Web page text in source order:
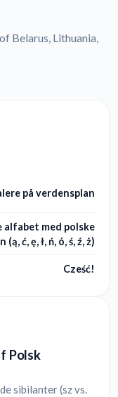
Belarus, Lithuania,
på verdensplan
alfabet med polske
ć, ę, ł, ń, ó, ś, ź, ż)
Cześć!
Polsk
sibilanter (sz vs.